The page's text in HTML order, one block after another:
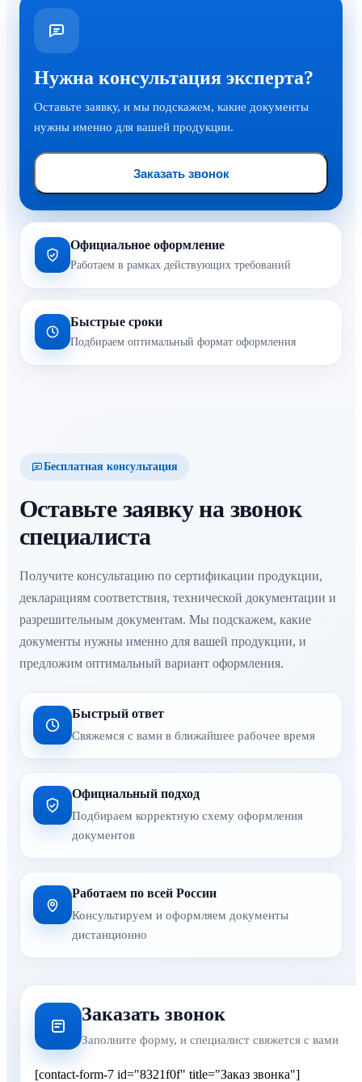
Нужна консультация эксперта?
Оставьте заявку, и мы подскажем, какие документы
нужны именно для вашей продукции.
Заказать звонок
Официальное оформление
Работаем в рамках действующих требований
Быстрые сроки
Подбираем оптимальный формат оформления
Бесплатная консультация
Оставьте заявку на звонок
специалиста
Получите консультацию по сертификации продукции,
декларациям соответствия, технической документации и
разрешительным документам. Мы подскажем, какие
документы нужны именно для вашей продукции, и
предложим оптимальный вариант оформления.
Быстрый ответ
Свяжемся с вами в ближайшее рабочее время
Официальный подход
Подбираем корректную схему оформления
документов
Работаем по всей России
Консультируем и оформляем документы
дистанционно
Заказать звонок
Заполните форму, и специалист свяжется с вами
[contact-form-7 id="8321f0f" title="Заказ звонка"]